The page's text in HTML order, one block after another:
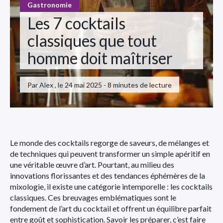
Gastronomie
Les 7 cocktails
classiques que tout
homme doit maîtriser
Par Alex , le 24 mai 2025 - 8 minutes de lecture
Le monde des cocktails regorge de saveurs, de mélanges et
de techniques qui peuvent transformer un simple apéritif en
une véritable œuvre d’art. Pourtant, au milieu des
innovations florissantes et des tendances éphémères de la
mixologie, il existe une catégorie intemporelle : les cocktails
classiques. Ces breuvages emblématiques sont le
fondement de l’art du cocktail et offrent un équilibre parfait
entre goût et sophistication. Savoir les préparer, c’est faire